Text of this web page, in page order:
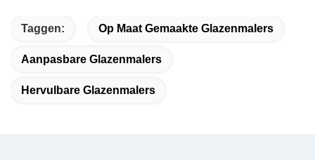
Taggen: Op Maat Gemaakte Glazenmalers
Aanpasbare Glazenmalers
Hervulbare Glazenmalers